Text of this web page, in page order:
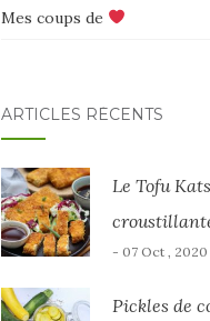
Mes coups de
ARTICLES RÉCENTS
Le Tofu
- 07 Oct , 2020
Pickles de